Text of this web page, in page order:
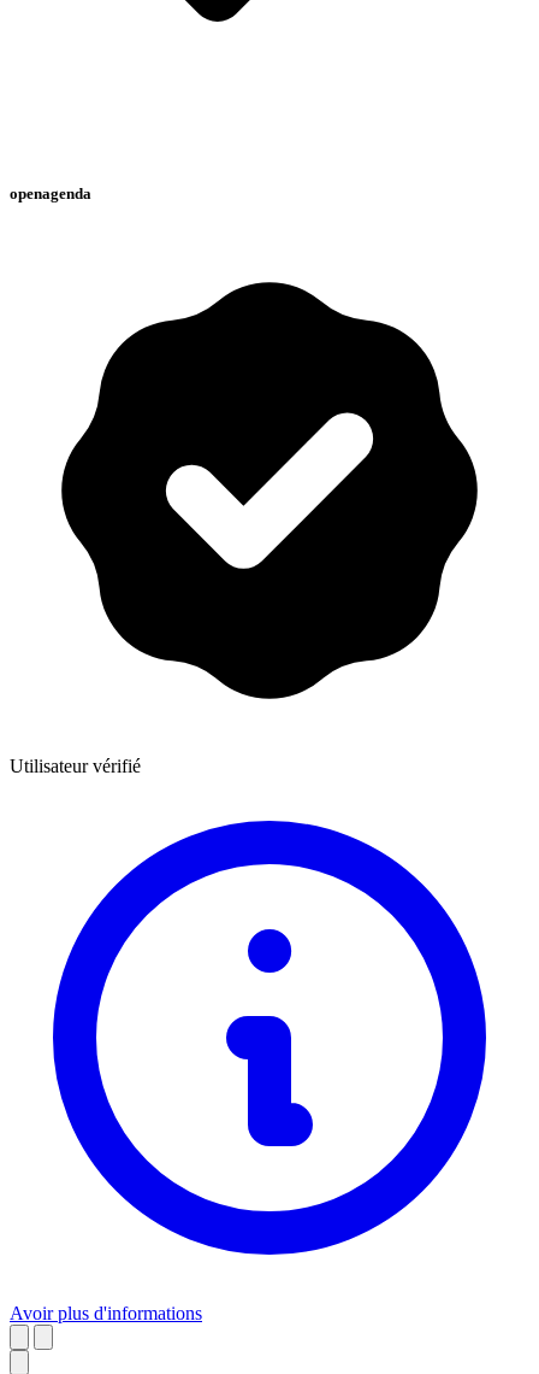
openagenda
Utilisateur vérifié
Avoir plus d'informations